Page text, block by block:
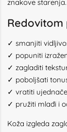
znakove starenja.
Redovitom
✓ smanjiti
✓ popuniti
✓ zagladiti
✓ poboljšati
✓ vratiti
✓ pružiti mlađi i
Koža izgleda